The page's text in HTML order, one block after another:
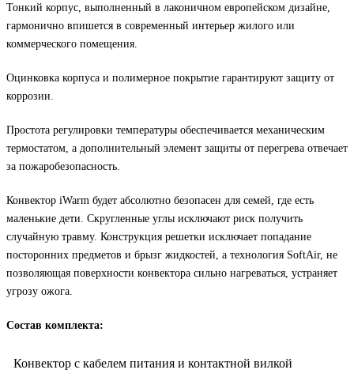
Тонкий корпус, выполненный в лаконичном европейском дизайне,
гармонично впишется в современный интерьер жилого или
коммерческого помещения.
Оцинковка корпуса и полимерное покрытие гарантируют защиту от
коррозии.
Простота регулировки температуры обеспечивается механическим
термостатом, а дополнительный элемент защиты от перегрева отвечает
за пожаробезопасность.
Конвектор iWarm будет абсолютно безопасен для семей, где есть
маленькие дети. Скругленные углы исключают риск получить
случайную травму. Конструкция решетки исключает попадание
посторонних предметов и брызг жидкостей, а технология SoftAir, не
позволяющая поверхности конвектора сильно нагреваться, устраняет
угрозу ожога.
Состав комплекта:
Конвектор с кабелем питания и контактной вилкой